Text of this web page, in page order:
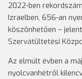
2022-ben
Izraelben, 656-an
köszönhetően –
Szervátültetési
Az elmúlt évben a
nyolcvanhétről